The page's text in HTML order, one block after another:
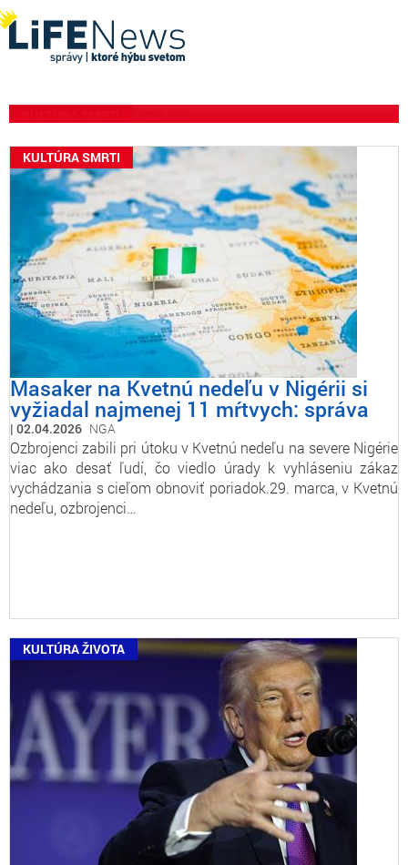
oznamuje zrušenie
nedeľných omší v 7
farnostiach
KULTÚRA SMRTI
Masaker na Kvetnú nedeľu v Nigérii si
vyžiadal najmenej 11 mŕtvych: správa
02.04.2026 NGA
Ozbrojenci zabili pri útoku v Kvetnú nedeľu na severe Nigérie
viac ako desať ľudí, čo viedlo úrady k vyhláseniu zákaz
vychádzania s cieľom obnoviť poriadok.29. marca, v Kvetnú
nedeľu, ozbrojenci…
KULTÚRA ŽIVOTA